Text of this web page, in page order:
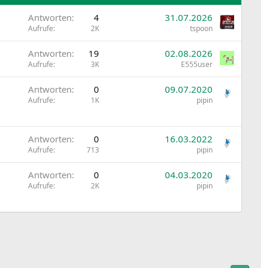
Antworten 4
Aufrufe 2K
31.07.2026
tspoon
Antworten 19
Aufrufe 3K
02.08.2026
E555user
Antworten 0
Aufrufe 1K
09.07.2020
pipin
Antworten 0
Aufrufe 713
16.03.2022
pipin
Antworten 0
Aufrufe 2K
04.03.2020
pipin